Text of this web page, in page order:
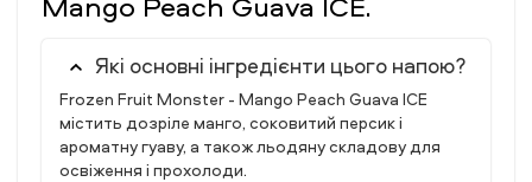
Які основні інгредієнти цього напою?
Frozen Fruit Monster - Mango Peach Guava ICE
містить дозріле манго, соковитий персик і
ароматну гуаву, а також льодяну складову для
освіження і прохолоди.